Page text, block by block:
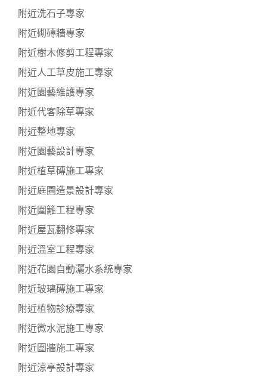
附近洗石子專家
附近砌磚牆專家
附近樹木修剪工程專家
附近人工草皮施工專家
附近園藝維護專家
附近代客除草專家
附近整地專家
附近園藝設計專家
附近植草磚施工專家
附近庭園造景設計專家
附近圍籬工程專家
附近屋瓦翻修專家
附近溫室工程專家
附近花園自動灑水系統專家
附近玻璃磚施工專家
附近植物診療專家
附近微水泥施工專家
附近圍牆施工專家
附近涼亭設計專家